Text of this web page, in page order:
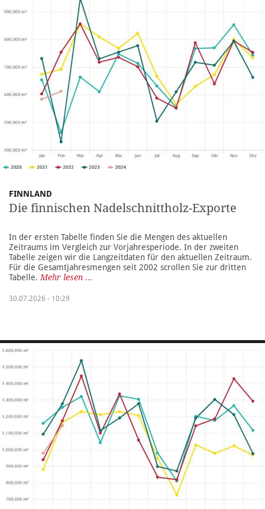
FINNLAND
Die finnischen Nadelschnittholz-Exporte
In der ersten Tabelle finden Sie die Mengen des aktuellen
Zeitraums im Vergleich zur Vorjahresperiode. In der zweiten
Tabelle zeigen wir die Langzeitdaten für den aktuellen Zeitraum.
Für die Gesamtjahresmengen seit 2002 scrollen Sie zur dritten
Tabelle. Mehr lesen ...
30.07.2026 - 10:29